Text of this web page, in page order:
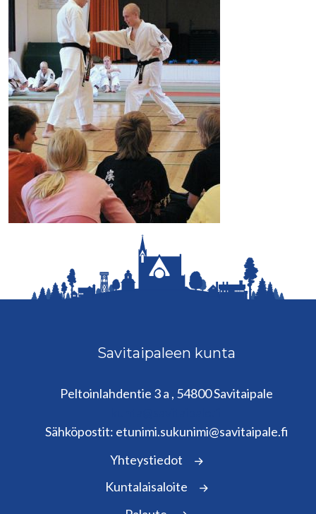
Savitaipaleen kunta
Peltoinlahdentie 3 a , 54800 Savitaipale
Sähköpostit: etunimi.sukunimi@savitaipale.fi
Yhteystiedot
Kuntalaisaloite